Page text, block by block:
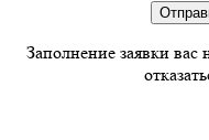
Заполнение заявки